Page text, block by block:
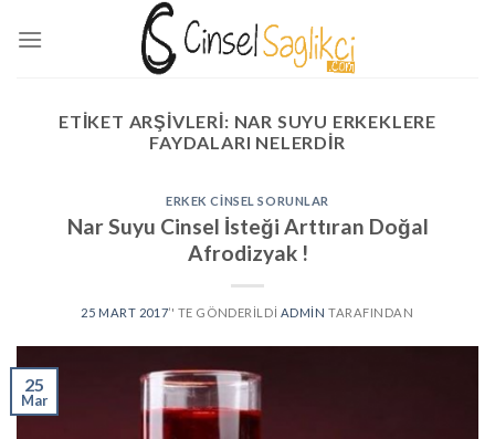
ETIKET ARŞIVLERI: NAR SUYU ERKEKLERE
FAYDALARI NELERDIR
ERKEK CINSEL SORUNLAR
Nar Suyu Cinsel İsteği Arttıran Doğal
Afrodizyak !
25 MART 2017’' TE GÖNDERILDI ADMIN TARAFINDAN
25
Mar